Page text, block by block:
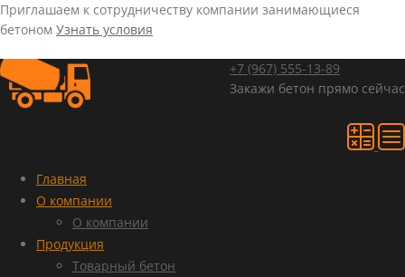
Приглашаем к сотрудничеству компании занимающиеся
бетоном Узнать условия
+7 (967) 555-13-89
Закажи бетон прямо сейчас
Главная
О компании
О компании
Продукция
Товарный бетон